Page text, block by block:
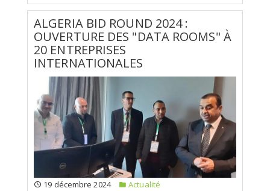
ALGERIA BID ROUND 2024 :
OUVERTURE DES "DATA ROOMS" À
20 ENTREPRISES
INTERNATIONALES
19 décembre 2024
Actualité